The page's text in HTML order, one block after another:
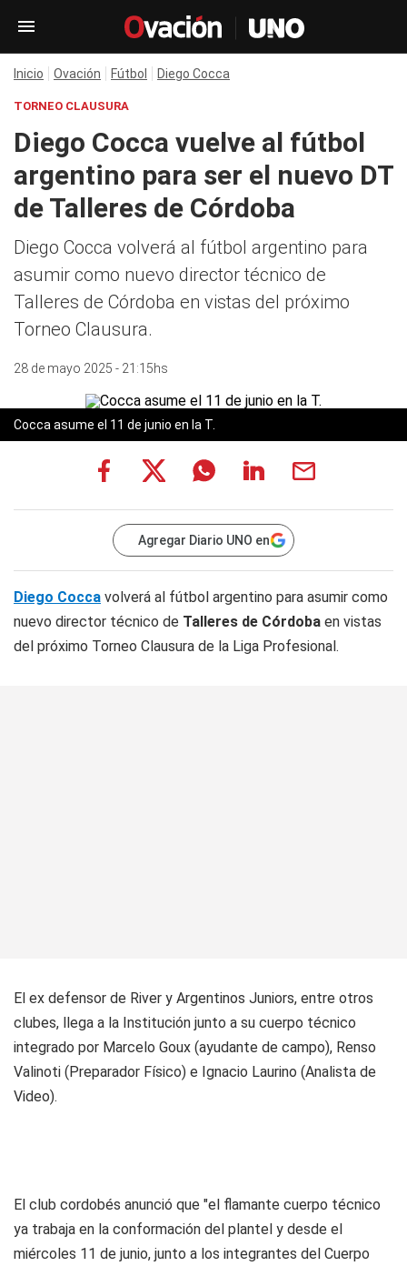
Inicio Ovación Fútbol Diego Cocca
TORNEO CLAUSURA
Diego Cocca vuelve al fútbol
argentino para ser el nuevo DT
de Talleres de Córdoba
Diego Cocca volverá al fútbol argentino para
asumir como nuevo director técnico de
Talleres de Córdoba en vistas del próximo
Torneo Clausura.
28 de mayo 2025 - 21:15hs
Cocca asume el 11 de junio en la T.
Agregar Diario UNO en
Diego Cocca volverá al fútbol argentino para asumir como
nuevo director técnico de Talleres de Córdoba en vistas
del próximo Torneo Clausura de la Liga Profesional.
El ex defensor de River y Argentinos Juniors, entre otros
clubes, llega a la Institución junto a su cuerpo técnico
integrado por Marcelo Goux (ayudante de campo), Renso
Valinoti (Preparador Físico) e Ignacio Laurino (Analista de
Video).
El club cordobés anunció que "el flamante cuerpo técnico
ya trabaja en la conformación del plantel y desde el
miércoles 11 de junio, junto a los integrantes del Cuerpo